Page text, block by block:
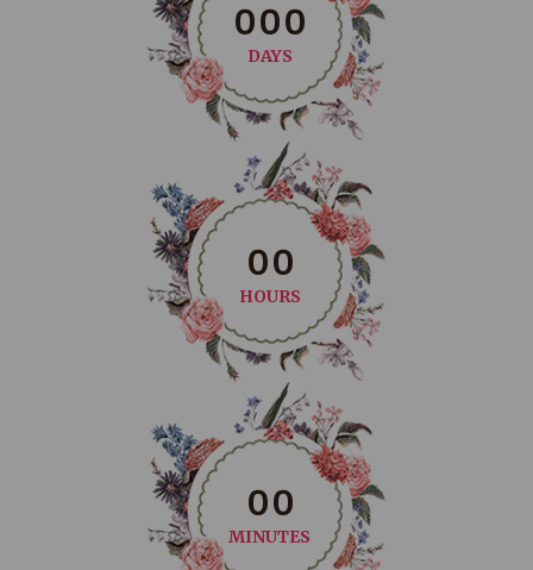
000
DAYS
00
HOURS
00
MINUTES